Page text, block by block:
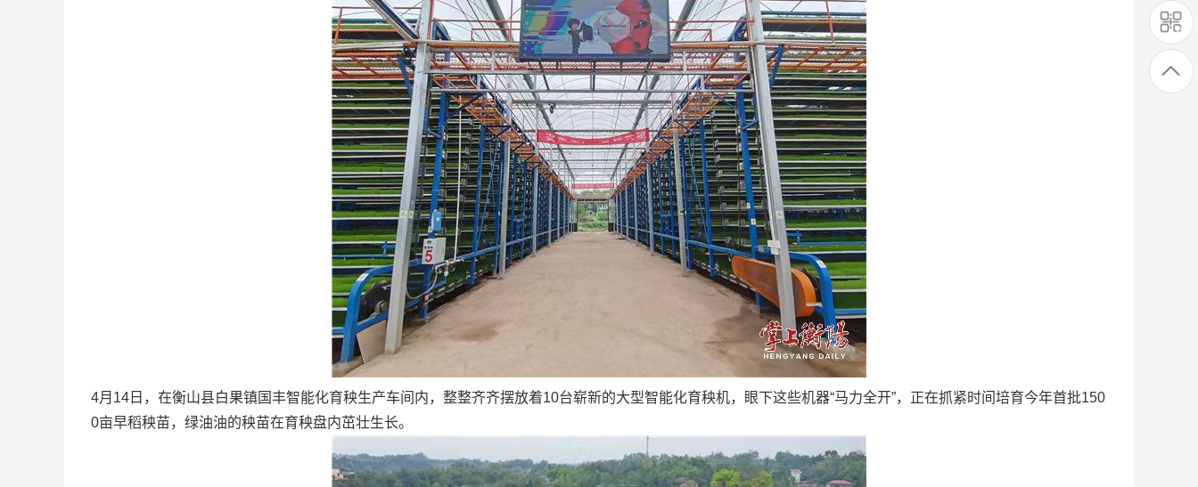
4月14日，在衡山县白果镇国丰智能化育秧生产车间内，整整齐齐摆放着10台崭新的大型智能化育秧机，眼下这些机器“马力全开”，正在抓紧时间培育今年首批150
0亩早稻秧苗，绿油油的秧苗在育秧盘内茁壮生长。